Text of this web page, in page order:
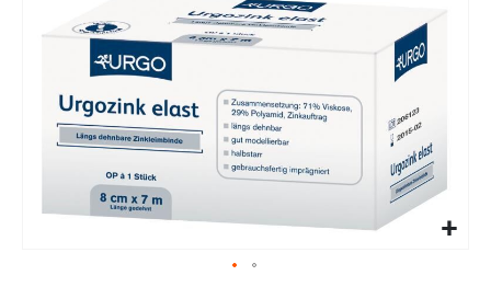
der
Bildergalerie